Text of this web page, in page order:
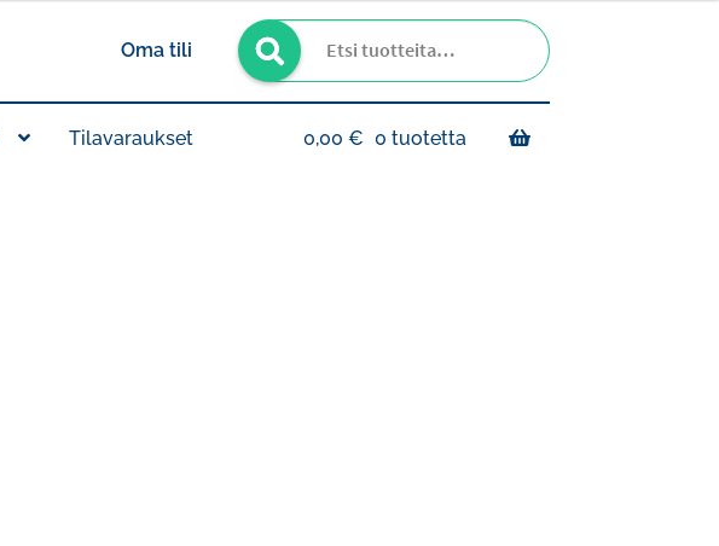
Oma tili
Etsi:
Haku
Tilavaraukset 0,00 € 0 tuotetta